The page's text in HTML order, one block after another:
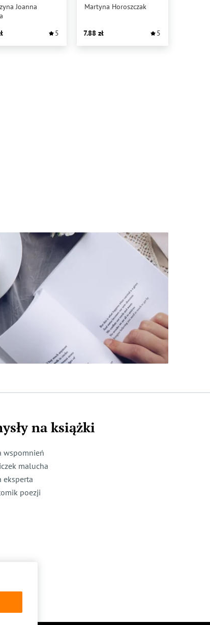
Joanna
5
Martyna Horoszczak
7.88 5
na książki
wspomnień
malucha
eksperta
poezji